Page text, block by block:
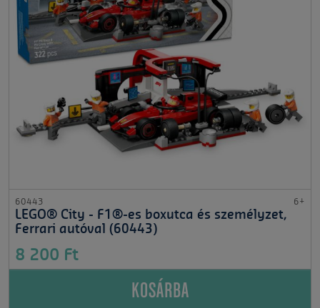
60443 6+
LEGO® City - F1®-es boxutca és személyzet,
Ferrari autóval (60443)
8 200 Ft
KOSÁRBA